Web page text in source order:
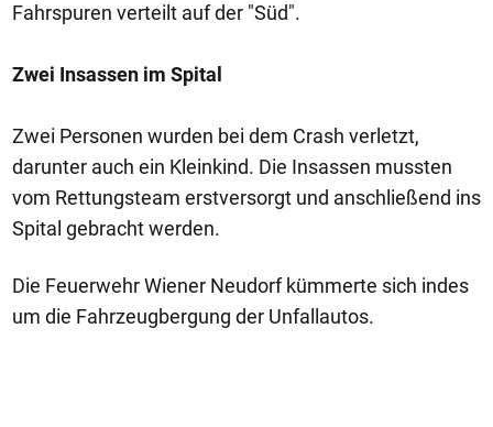
Fahrspuren verteilt auf der "Süd".
Zwei Insassen im Spital
Zwei Personen wurden bei dem Crash verletzt,
darunter auch ein Kleinkind. Die Insassen mussten
vom Rettungsteam erstversorgt und anschließend ins
Spital gebracht werden.
Die Feuerwehr Wiener Neudorf kümmerte sich indes
um die Fahrzeugbergung der Unfallautos.